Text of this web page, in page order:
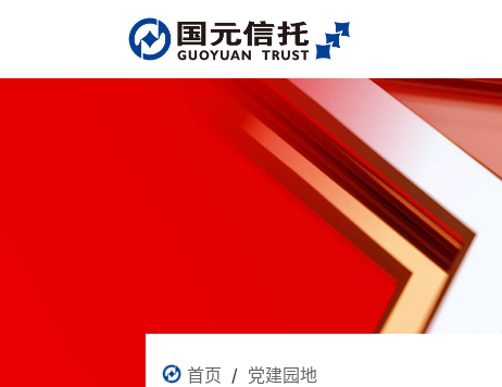
首页 / 党建园地